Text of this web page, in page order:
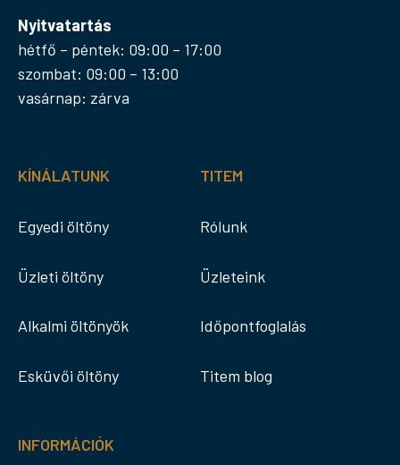
Nyitvatartás
hétfő – péntek: 09:00 – 17:00
szombat: 09:00 – 13:00
vasárnap: zárva
KÍNÁLATUNK
Egyedi öltöny
Üzleti öltöny
Alkalmi öltönyök
Esküvői öltöny
TITEM
Rólunk
Üzleteink
Időpontfoglalás
Titem blog
INFORMÁCIÓK